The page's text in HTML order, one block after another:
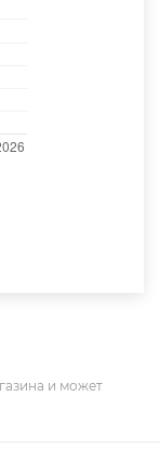
и может